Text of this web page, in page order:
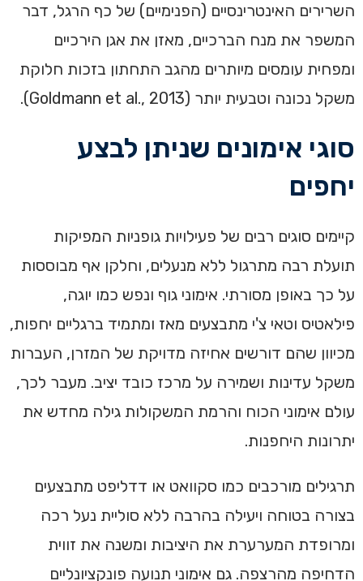
השרירים האינטרינסיים (הפנימיים) של כף הרגל, דבר
המשפר את מנח הברכיים, מאזן את אגן הירכיים
ומפחית עומסים מיותרים מהגב התחתון בזכות חלוקת
משקל נכונה וטבעית יותר (Goldmann et al., 2013).
סוגי אימונים שניתן לבצע
יחפים
קיימים סוגים רבים של פעילויות גופניות המפיקות
תועלת רבה מתרגול ללא מנעלים, וחלקן אף מבוססות
על כך באופן מסורתי. אימוני גוף ונפש כמו יוגה,
פילאטיס וטאי צ'י מתבצעים מאז ומתמיד ברגליים יחפות,
מכיוון שהם דורשים אחיזה מדויקת של המזרן, העברות
משקל עדינות ושמירה על מרכז כובד יציב. מעבר לכך,
עולם אימוני הכוח והרמת המשקולות גילה מחדש את
יתרונות היחפנות.
תרגילים מורכבים כמו סקוואט או דדליפט מתבצעים
בצורה בטוחה ויעילה בהרבה ללא סוליית נעל רכה
ומרופדת המערערת את היציבות ומשנה את זווית
הדחיפה מהרצפה. גם אימוני תנועה פונקציונליים